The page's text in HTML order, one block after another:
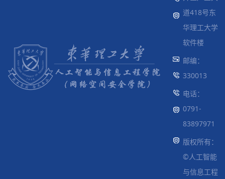
道418号东
华理工大学
软件楼
邮编：
330013
电话：
0791-
83897971
版权所有：
©人工智能
与信息工程